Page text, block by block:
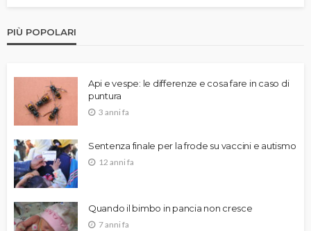
PIÙ POPOLARI
Api e vespe: le differenze e cosa fare in caso di
puntura
3 anni fa
Sentenza finale per la frode su vaccini e autismo
12 anni fa
Quando il bimbo in pancia non cresce
7 anni fa